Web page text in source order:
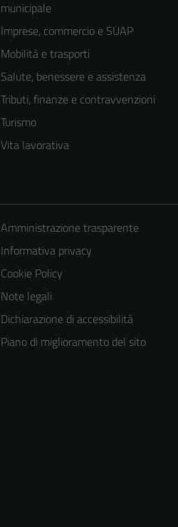
municipale
Imprese, commercio e SUAP
Mobilità e trasporti
Salute, benessere e assistenza
Tributi, finanze e contravvenzioni
Turismo
Vita lavorativa
Amministrazione trasparente
Informativa privacy
Cookie Policy
Note legali
Dichiarazione di accessibilità
Piano di miglioramento del sito